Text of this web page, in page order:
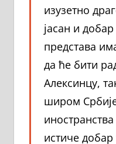
изузетно
јасан и
представа
да ће бити
Алексинцу,
широм
истиче